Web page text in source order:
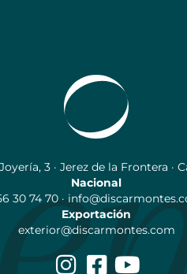
3 · Jerez de la Frontera ·
Nacional
30 74 70 ·
Exportación
exterior@discarmontes.com